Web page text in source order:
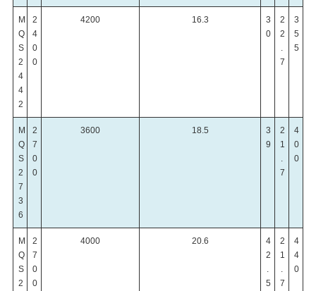
M
Q
S
2
4
4
2
2
4
0
0
4200 16.3
3
0
2
2
7
3
5
5
M
Q
S
2
7
3
6
2
7
0
0
3600 18.5
3
9
2
1
7
4
0
0
M
Q
S
2
2
7
0
0
4000 20.6
4
2
5
2
1
7
4
4
0